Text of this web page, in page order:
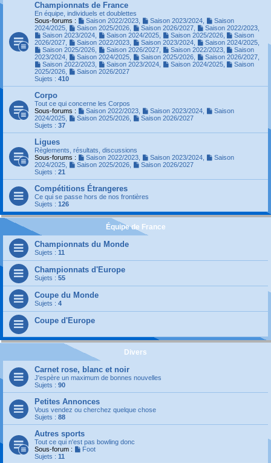
Championnats de France
En équipe, individuels et doublettes
Sous-forums :
Saison 2022/2023, Saison 2023/2024,
Saison
2024/2025
Saison 2025/2026, Saison 2026/2027, Saison 2022/2023,
Saison 2023/2024, Saison 2024/2025, Saison 2025/2026,
Saison
2026/2027
Saison 2022/2023, Saison 2023/2024, Saison 2024/2025,
Saison 2025/2026, Saison 2026/2027, Saison 2022/2023,
Saison
2023/2024
Saison 2024/2025, Saison 2025/2026, Saison 2026/2027,
Saison 2022/2023, Saison 2023/2024, Saison 2024/2025,
Saison
2025/2026
Saison 2026/2027
Sujets : 410
Corpo
Tout ce qui concerne les Corpos
Sous-forums :
Saison 2022/2023, Saison 2023/2024,
Saison
2024/2025
Saison 2025/2026,
Saison 2026/2027
Sujets : 37
Ligues
Règlements, résultats, discussions
Sous-forums :
Saison 2022/2023, Saison 2023/2024,
Saison
2024/2025
Saison 2025/2026,
Saison 2026/2027
Sujets : 21
Compétitions Étrangeres
Ce qui se passe hors de nos frontières
Sujets : 126
Équipe de France
Championnats du Monde
Sujets : 11
Championnats d'Europe
Sujets : 55
Coupe du Monde
Sujets : 4
Coupe d'Europe
Divers
Carnet rose, blanc et noir
J'espère un maximum de bonnes nouvelles
Sujets : 90
Petites Annonces
Vous vendez ou cherchez quelque chose
Sujets : 88
Autres sports
Tout ce qui n'est pas bowling donc
Sous-forum :
Foot
Sujets : 11